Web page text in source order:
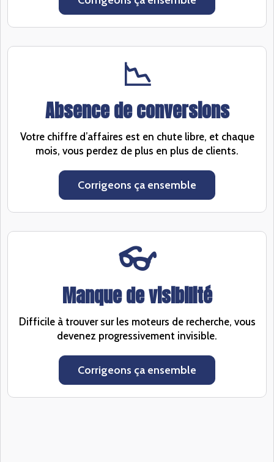
📉
Absence de conversions
Votre chiffre d’affaires est en chute libre, et chaque
mois, vous perdez de plus en plus de clients.
Corrigeons ça ensemble
👓
Manque de visibilité
Difficile à trouver sur les moteurs de recherche, vous
devenez progressivement invisible.
Corrigeons ça ensemble